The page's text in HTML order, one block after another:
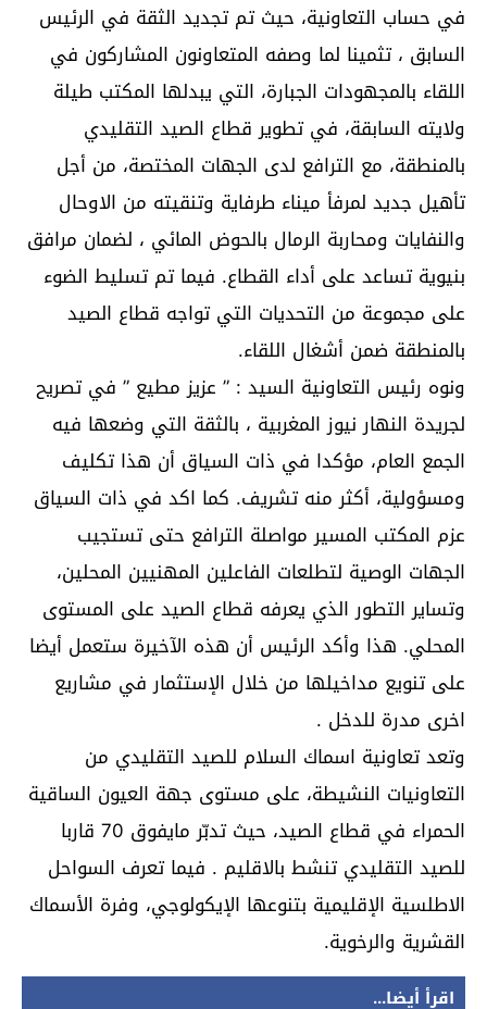
في حساب التعاونية، حيث تم تجديد الثقة في الرئيس
السابق ، تثمينا لما وصفه المتعاونون المشاركون في
اللقاء بالمجهودات الجبارة، التي يبدلها المكتب طيلة
ولايته السابقة، في تطوير قطاع الصيد التقليدي
بالمنطقة، مع الترافع لدى الجهات المختصة، من أجل
تأهيل جديد لمرفأ ميناء طرفاية وتنقيته من الاوحال
والنفايات ومحاربة الرمال بالحوض المائي ، لضمان مرافق
بنيوية تساعد على أداء القطاع. فيما تم تسليط الضوء
على مجموعة من التحديات التي تواجه قطاع الصيد
بالمنطقة ضمن أشغال اللقاء.
ونوه رئيس التعاونية السيد : ” عزيز مطيع ” في تصريح
لجريدة النهار نيوز المغربية ، بالثقة التي وضعها فيه
الجمع العام، مؤكدا في ذات السياق أن هذا تكليف
ومسؤولية، أكثر منه تشريف. كما اكد في ذات السياق
عزم المكتب المسير مواصلة الترافع حتى تستجيب
الجهات الوصية لتطلعات الفاعلين المهنيين المحلين،
وتساير التطور الذي يعرفه قطاع الصيد على المستوى
المحلي. هذا وأكد الرئيس أن هذه الآخيرة ستعمل أيضا
على تنويع مداخيلها من خلال الإستثمار في مشاريع
اخرى مدرة للدخل .
وتعد تعاونية اسماك السلام للصيد التقليدي من
التعاونيات النشيطة، على مستوى جهة العيون الساقية
الحمراء في قطاع الصيد، حيث تدبّر مايفوق 70 قاربا
للصيد التقليدي تنشط بالاقليم . فيما تعرف السواحل
الاطلسية الإقليمية بتنوعها الإيكولوجي، وفرة الأسماك
القشرية والرخوية.
اقرأ أيضا...